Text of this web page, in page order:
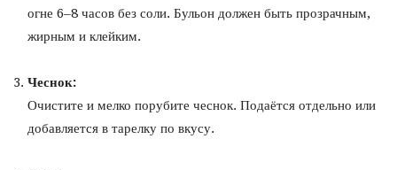
огне 6–8 часов без соли. Бульон должен быть прозрачным,
жирным и клейким.
Чеснок:
Очистите и мелко порубите чеснок. Подаётся отдельно или
добавляется в тарелку по вкусу.